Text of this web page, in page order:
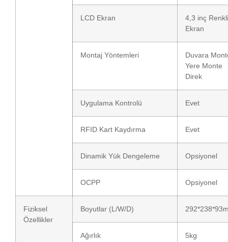
LCD Ekran
4,3 inç Renkli
Ekran
Montaj Yöntemleri
Duvara
Yere Monte
Direk
Uygulama Kontrolü Evet
RFID Kart Kaydırma Evet
Dinamik Yük Dengeleme Opsiyonel
OCPP Opsiyonel
Fiziksel
Özellikler
Boyutlar (L/W/D)
Ağırlık 5kg